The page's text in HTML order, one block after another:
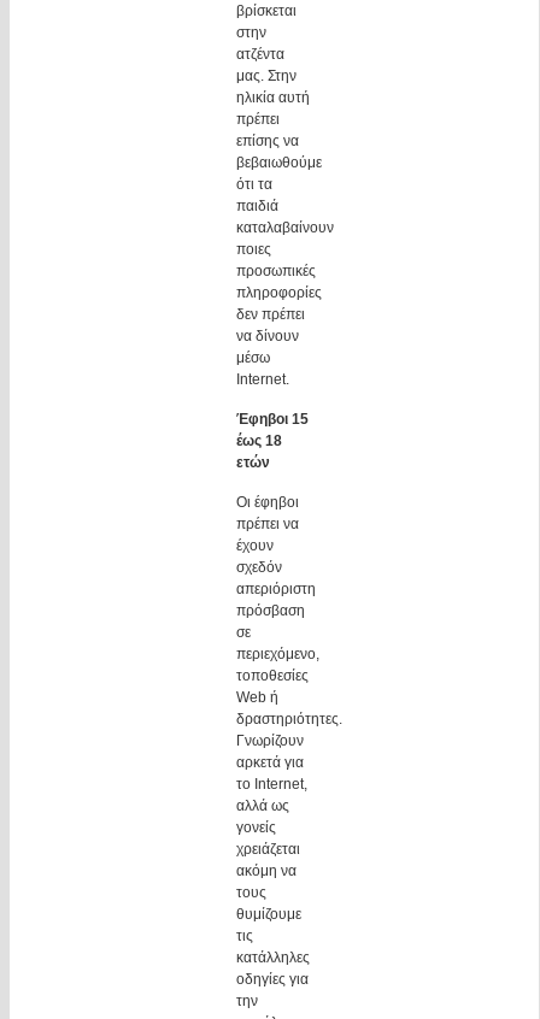
βρίσκεται
στην
ατζέντα
μας. Στην
ηλικία αυτή
πρέπει
επίσης να
βεβαιωθούμε
ότι τα
παιδιά
καταλαβαίνουν
ποιες
προσωπικές
πληροφορίες
δεν πρέπει
να δίνουν
μέσω
Internet.
Έφηβοι 15
έως 18
ετών
Οι έφηβοι
πρέπει να
έχουν
σχεδόν
απεριόριστη
πρόσβαση
σε
περιεχόμενο,
τοποθεσίες
Web ή
δραστηριότητες.
Γνωρίζουν
αρκετά για
το Internet,
αλλά ως
γονείς
χρειάζεται
ακόμη να
τους
θυμίζουμε
τις
κατάλληλες
οδηγίες για
την